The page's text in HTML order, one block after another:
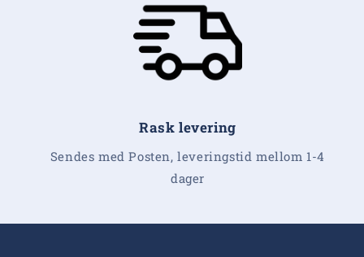
Rask levering
Sendes med Posten, leveringstid mellom 1-4
dager